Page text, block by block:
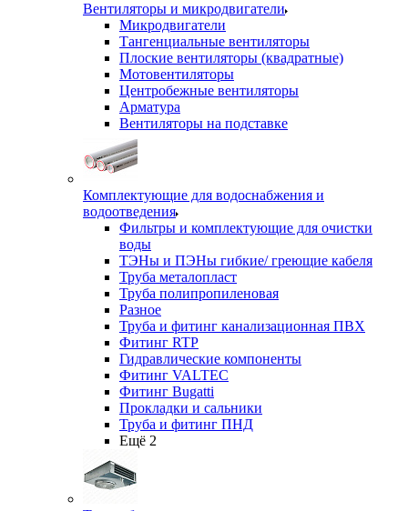
Вентиляторы и микродвигатели
Микродвигатели
Тангенциальные вентиляторы
Плоские вентиляторы (квадратные)
Мотовентиляторы
Центробежные вентиляторы
Арматура
Вентиляторы на подставке
Комплектующие для водоснабжения и
водоотведения
Фильтры и комплектующие для очистки
воды
ТЭНы и ПЭНы гибкие/ греющие кабеля
Труба металопласт
Труба полипропиленовая
Разное
Труба и фитинг канализационная ПВХ
Фитинг RTP
Гидравлические компоненты
Фитинг VALTEC
Фитинг Bugatti
Прокладки и сальники
Труба и фитинг ПНД
Ещё 2